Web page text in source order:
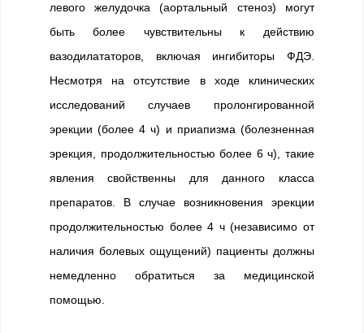
левого желудочка (аортальный стеноз) могут
быть более чувствительны к действию
вазодилататоров, включая ингибиторы ФДЭ.
Несмотря на отсутствие в ходе клинических
исследований случаев пролонгированной
эрекции (более 4 ч) и приапизма (болезненная
эрекция, продолжительностью более 6 ч), такие
явления свойственны для данного класса
препаратов. В случае возникновения эрекции
продолжительностью более 4 ч (независимо от
наличия болевых ощущений) пациенты должны
немедленно обратиться за медицинской
помощью.